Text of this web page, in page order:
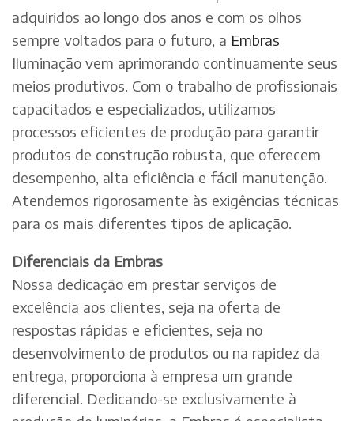
adquiridos ao longo dos anos e com os olhos
sempre voltados para o futuro, a Embras
Iluminação vem aprimorando continuamente seus
meios produtivos. Com o trabalho de profissionais
capacitados e especializados, utilizamos
processos eficientes de produção para garantir
produtos de construção robusta, que oferecem
desempenho, alta eficiência e fácil manutenção.
Atendemos rigorosamente às exigências técnicas
para os mais diferentes tipos de aplicação.
Diferenciais da Embras
Nossa dedicação em prestar serviços de
excelência aos clientes, seja na oferta de
respostas rápidas e eficientes, seja no
desenvolvimento de produtos ou na rapidez da
entrega, proporciona à empresa um grande
diferencial. Dedicando-se exclusivamente à